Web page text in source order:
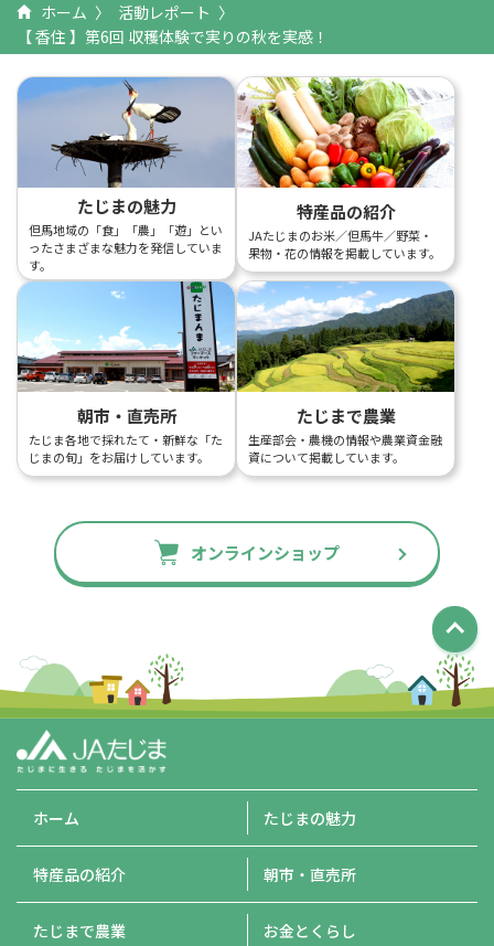
ホーム
活動レポート
【 香住 】第6回 収穫体験で実りの秋を実感！
たじまの魅力
但馬地域の「食」「農」「遊」とい
ったさまざまな魅力を発信していま
す。
特産品の紹介
JAたじまのお米／但馬牛／野菜・
果物・花の情報を掲載しています。
朝市・直売所
たじま各地で採れたて・新鮮な「た
じまの旬」をお届けしています。
たじまで農業
生産部会・農機の情報や農業資金融
資について掲載しています。
オンラインショップ
ホーム たじまの魅力
特産品の紹介 朝市・直売所
たじまで農業 お金とくらし